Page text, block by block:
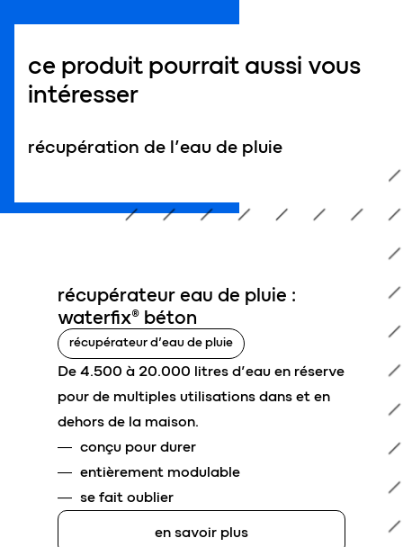
ce produit pourrait aussi vous
intéresser
récupération de l’eau de pluie
récupérateur eau de pluie :
waterfix® béton
récupérateur d’eau de pluie
De 4.500 à 20.000 litres d’eau en réserve
pour de multiples utilisations dans et en
dehors de la maison.
conçu pour durer
entièrement modulable
se fait oublier
en savoir plus